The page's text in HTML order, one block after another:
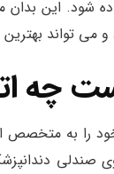
شود. این بدان
می تواند
چه
را به
صندلی